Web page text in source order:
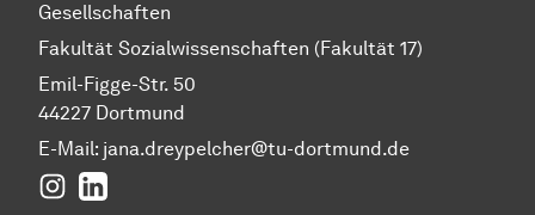
Gesellschaften
Fakultät Sozialwissenschaften (Fakultät 17)
Emil-Figge-Str. 50
44227 Dortmund
E-Mail: jana.dreypelcher@tu-dortmund.de
Instagram
LinkedIn